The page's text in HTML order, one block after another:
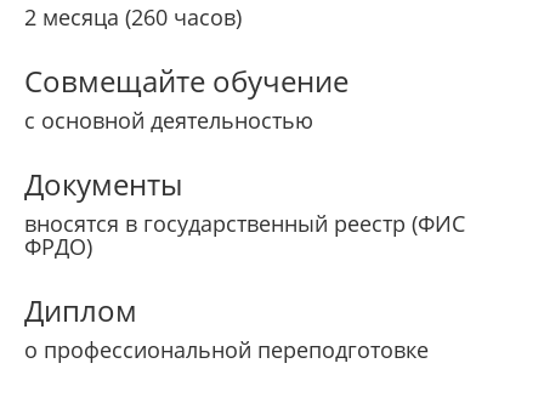
2 месяца (260 часов)
Совмещайте обучение
с основной деятельностью
Документы
вносятся в государственный реестр (ФИС
ФРДО)
Диплом
о профессиональной переподготовке